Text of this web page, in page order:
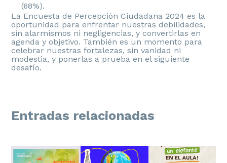
(68%).
La Encuesta de Percepción Ciudadana 2024 es la
oportunidad para enfrentar nuestras debilidades,
sin alarmismos ni negligencias, y convertirlas en
agenda y objetivo. También es un momento para
celebrar nuestras fortalezas, sin vanidad ni
modestia, y ponerlas a prueba en el siguiente
desafío.
Entradas relacionadas